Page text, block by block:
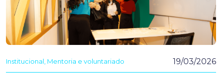
Institucional Mentoria e voluntariado 19/03/2026